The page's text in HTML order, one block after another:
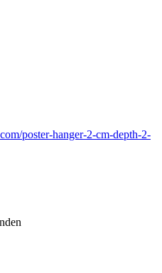
poster-hanger-2-cm-depth-2-